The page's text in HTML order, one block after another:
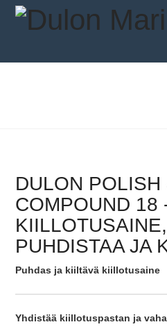
DULON POLISH
COMPOUND 18
PUHDISTAA JA
Puhdas ja kiiltävä kiillotusaine
Yhdistää kiillotuspastan ja